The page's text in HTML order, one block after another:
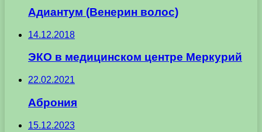
Адиантум (Венерин волос)
14.12.2018
ЭКО в медицинском центре Меркурий
22.02.2021
Аброния
15.12.2023